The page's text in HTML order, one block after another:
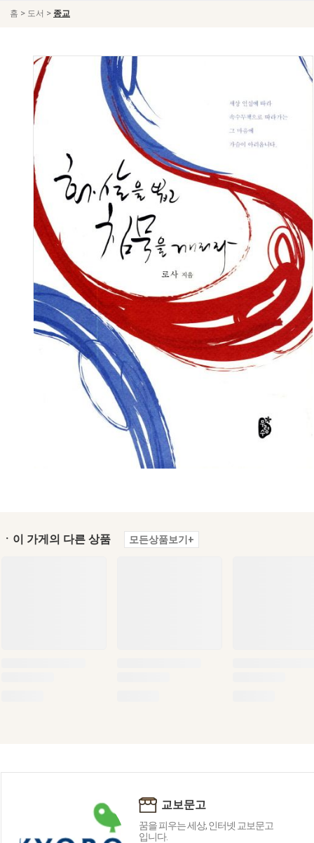
홈 > 도서 > 종교
ㆍ이 가게의 다른 상품 모든상품보기+
교보문고
꿈을 피우는 세상, 인터넷 교보문고
입니다.